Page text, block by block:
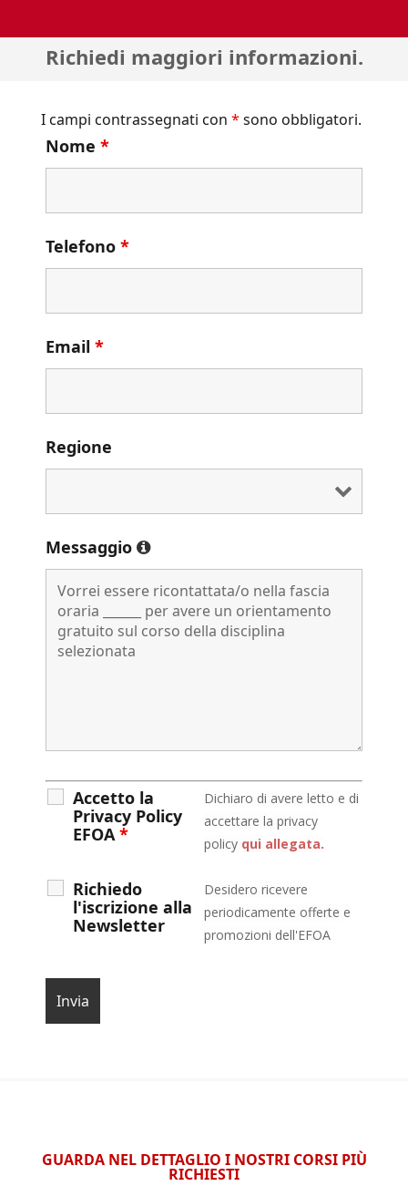
Richiedi maggiori informazioni.
I campi contrassegnati con * sono obbligatori.
Nome *
Telefono *
Email *
Regione
Messaggio
Accetto la
Privacy Policy
EFOA*
Dichiaro di avere letto e di
accettare la privacy
policy qui allegata.
Richiedo
l'iscrizione alla
Newsletter
Desidero ricevere
periodicamente offerte e
promozioni dell'EFOA
GUARDA NEL DETTAGLIO I NOSTRI CORSI PIÙ
RICHIESTI